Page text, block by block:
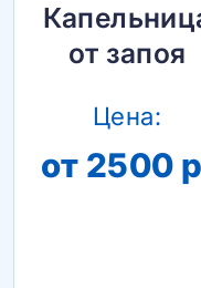
от запоя
Цена:
от 2500